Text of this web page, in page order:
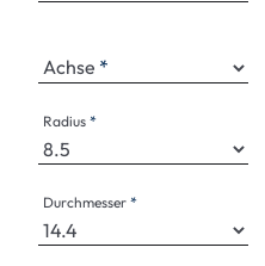
Achse
Radius
Durchmesser